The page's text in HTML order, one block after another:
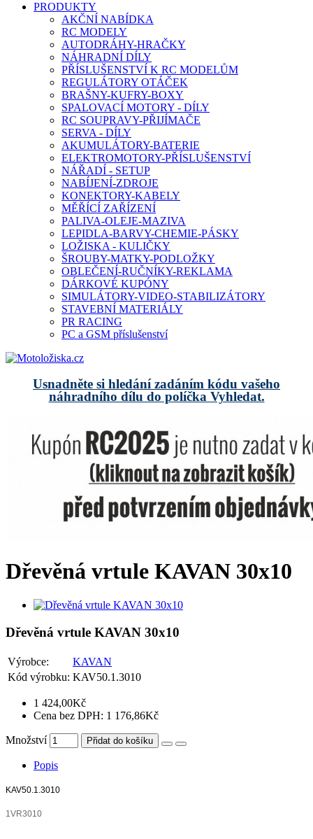
PRODUKTY
AKČNÍ NABÍDKA
RC MODELY
AUTODRÁHY-HRAČKY
NÁHRADNÍ DÍLY
PŘÍSLUŠENSTVÍ K RC MODELŮM
REGULÁTORY OTÁČEK
BRAŠNY-KUFRY-BOXY
SPALOVACÍ MOTORY - DÍLY
RC SOUPRAVY-PŘIJÍMAČE
SERVA - DÍLY
AKUMULÁTORY-BATERIE
ELEKTROMOTORY-PŘÍSLUŠENSTVÍ
NÁŘADÍ - SETUP
NABÍJENÍ-ZDROJE
KONEKTORY-KABELY
MĚŘÍCÍ ZAŘÍZENÍ
PALIVA-OLEJE-MAZIVA
LEPIDLA-BARVY-CHEMIE-PÁSKY
LOŽISKA - KULIČKY
ŠROUBY-MATKY-PODLOŽKY
OBLEČENÍ-RUČNÍKY-REKLAMA
DÁRKOVÉ KUPÓNY
SIMULÁTORY-VIDEO-STABILIZÁTORY
STAVEBNÍ MATERIÁLY
PR RACING
PC a GSM příslušenství
Usnadněte si hledání zadáním kódu vašeho
náhradního dílu do políčka Vyhledat.
Dřevěná vrtule KAVAN 30x10
Dřevěná vrtule KAVAN 30x10
Výrobce:
KAVAN
Kód výrobku: KAV50.1.3010
1 424,00Kč
Cena bez DPH: 1 176,86Kč
Množství Přidat do košíku
Popis
KAV50.1.3010
1VR3010